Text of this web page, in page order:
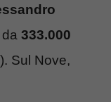
333.000
Sul Nove,